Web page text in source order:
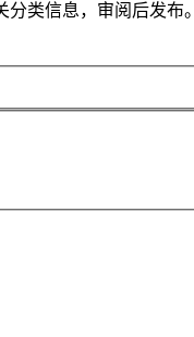
类信息，审阅后发布。